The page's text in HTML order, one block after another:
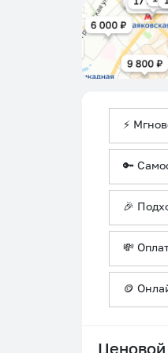
⚡
🔑
🎉
💸
🪙
Ценовой